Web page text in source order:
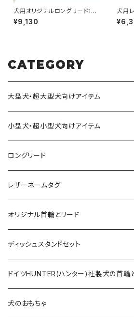
犬用オリジナルロングリード15
m（中型犬・大型犬・超大型犬向
け）【受注製作】LOVE&PEACE
¥9,130
犬用
ーカ
で 【
CATEGORY
大型犬・超大型犬向けアイテム
小型犬・超小型犬向けアイテム
ロングリード
オリジナル軽量ロングリード
オリジナルロングリード
レザーネームタグ
オリジナル首輪とリード
ロープとヌメ革の首輪とリード
ヌメ革の首輪とリード
アニリンレザーの首輪とリード
ディッシュスタンドセット
無垢の木とステンレスのディッシュスタン
超小型犬〜中型犬サイズ
無垢の木と陶器のディッシュスタンドセット
ドイツHUNTER(ハンター)社製犬の首輪
HUNTER(ハンター）社製首輪
犬のおもちゃ